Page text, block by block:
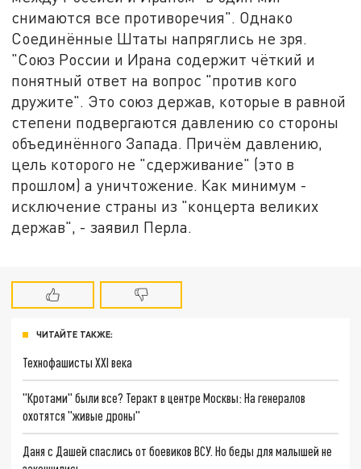
снимаются все противоречия". Однако
Соединённые Штаты напряглись не зря.
"Союз России и Ирана содержит чёткий и
понятный ответ на вопрос "против кого
дружите". Это союз держав, которые в равной
степени подвергаются давлению со стороны
объединённого Запада. Причём давлению,
цель которого не "сдерживание" (это в
прошлом) а уничтожение. Как минимум -
исключение страны из "концерта великих
держав", - заявил Перла.
ЧИТАЙТЕ ТАКЖЕ:
Технофашисты XXI века
"Кротами" были все? Теракт в центре Москвы: На генералов
охотятся "живые дроны"
Даня с Дашей спаслись от боевиков ВСУ. Но беды для малышей не